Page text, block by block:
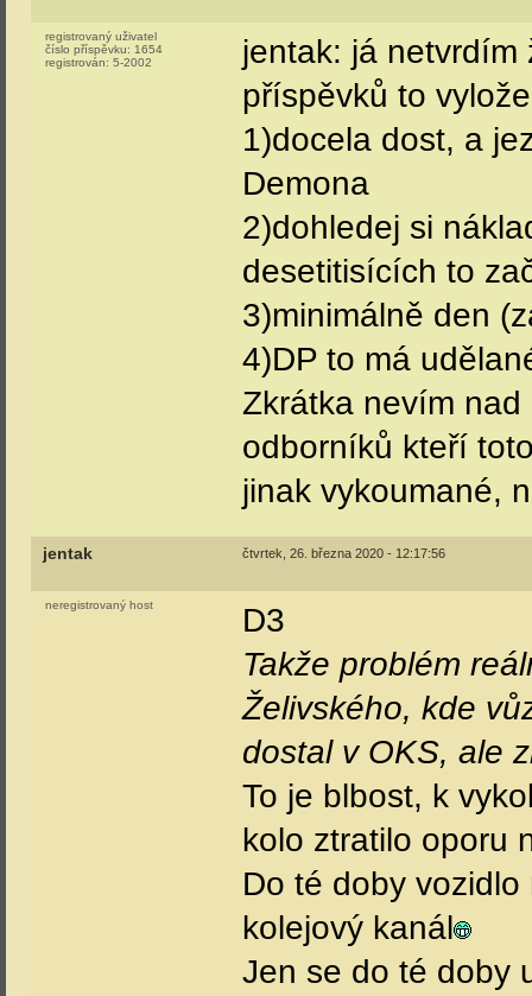
registrovaný uživatel
číslo příspěvku: 1654
registrován: 5-2002
jentak: já
příspěvků to
1)docela dost, a
Demona
2)dohledej si
desetitisících to
3)minimálně den
4)DP to má
Zkrátka nevím
odborníků kteří
jinak vykoumané,
jentak čtvrtek, 26. března 2020 - 12:17:56
neregistrovaný host
D3
Takže problém
Želivského, kde
dostal v OKS, ale
To je blbost, k
kolo ztratilo oporu
Do té doby
kolejový kanál
Jen se do té doby